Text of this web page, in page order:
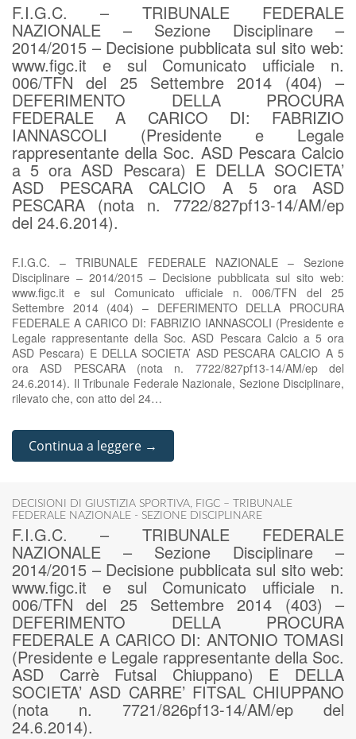
F.I.G.C. – TRIBUNALE FEDERALE
NAZIONALE – Sezione Disciplinare –
2014/2015 – Decisione pubblicata sul sito web:
www.figc.it e sul Comunicato ufficiale n.
006/TFN del 25 Settembre 2014 (404) –
DEFERIMENTO DELLA PROCURA
FEDERALE A CARICO DI: FABRIZIO
IANNASCOLI (Presidente e Legale
rappresentante della Soc. ASD Pescara Calcio
a 5 ora ASD Pescara) E DELLA SOCIETA’
ASD PESCARA CALCIO A 5 ora ASD
PESCARA (nota n. 7722/827pf13-14/AM/ep
del 24.6.2014).
F.I.G.C. – TRIBUNALE FEDERALE NAZIONALE – Sezione
Disciplinare – 2014/2015 – Decisione pubblicata sul sito web:
www.figc.it e sul Comunicato ufficiale n. 006/TFN del 25
Settembre 2014 (404) – DEFERIMENTO DELLA PROCURA
FEDERALE A CARICO DI: FABRIZIO IANNASCOLI (Presidente e
Legale rappresentante della Soc. ASD Pescara Calcio a 5 ora
ASD Pescara) E DELLA SOCIETA’ ASD PESCARA CALCIO A 5
ora ASD PESCARA (nota n. 7722/827pf13-14/AM/ep del
24.6.2014). Il Tribunale Federale Nazionale, Sezione Disciplinare,
rilevato che, con atto del 24…
Continua a leggere →
DECISIONI DI GIUSTIZIA SPORTIVA, FIGC – TRIBUNALE
FEDERALE NAZIONALE - SEZIONE DISCIPLINARE
F.I.G.C. – TRIBUNALE FEDERALE
NAZIONALE – Sezione Disciplinare –
2014/2015 – Decisione pubblicata sul sito web:
www.figc.it e sul Comunicato ufficiale n.
006/TFN del 25 Settembre 2014 (403) –
DEFERIMENTO DELLA PROCURA
FEDERALE A CARICO DI: ANTONIO TOMASI
(Presidente e Legale rappresentante della Soc.
ASD Carrè Futsal Chiuppano) E DELLA
SOCIETA’ ASD CARRE’ FITSAL CHIUPPANO
(nota n. 7721/826pf13-14/AM/ep del
24.6.2014).